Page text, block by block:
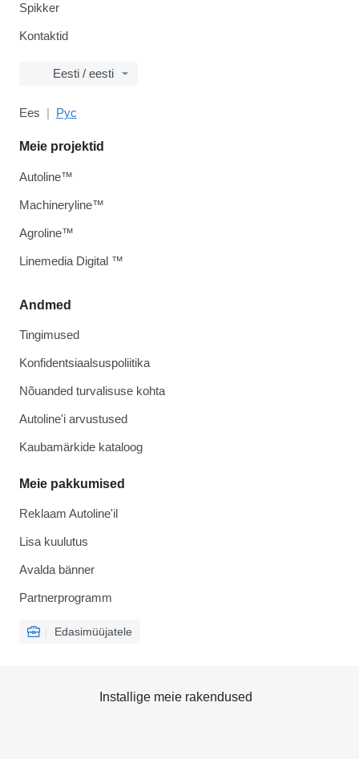
Spikker
Kontaktid
Eesti / eesti
Ees Рус
Andmed
Tingimused
Konfidentsiaalsuspoliitika
Nõuanded turvalisuse kohta
Autoline'i arvustused
Kaubamärkide kataloog
Meie pakkumised
Reklaam Autoline'il
Lisa kuulutus
Avalda bänner
Partnerprogramm
Edasimüüjatele
Meie projektid
Autoline™
Machineryline™
Agroline™
Linemedia Digital ™
Installige meie rakendused